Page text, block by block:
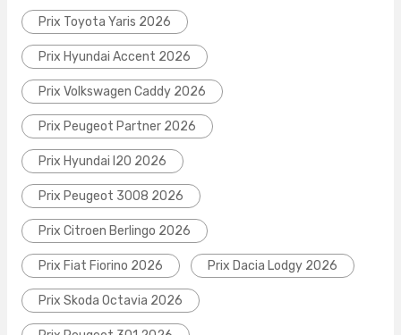
Prix Toyota Yaris 2026
Prix Hyundai Accent 2026
Prix Volkswagen Caddy 2026
Prix Peugeot Partner 2026
Prix Hyundai I20 2026
Prix Peugeot 3008 2026
Prix Citroen Berlingo 2026
Prix Fiat Fiorino 2026 Prix Dacia Lodgy 2026
Prix Skoda Octavia 2026